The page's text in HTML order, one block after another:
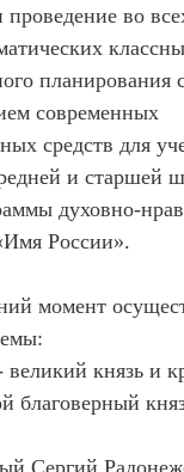
проведение во
планирования
современных
средств для
и старшей
духовно-
России».
момент
князь и
благоверный
Сергий